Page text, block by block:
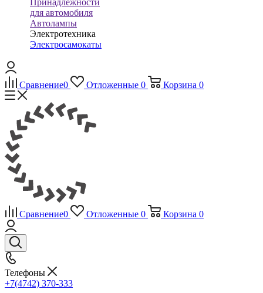
для автомобиля
Автолампы
Электротехника
Электросамокаты
Сравнение0 Отложенные 0 Корзина 0
Сравнение0 Отложенные 0 Корзина 0
Телефоны
+7(4742) 370-333